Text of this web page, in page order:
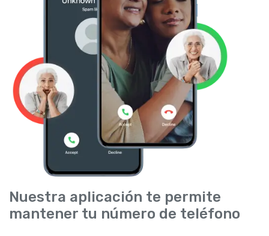
Nuestra aplicación te permite
mantener tu número de teléfono